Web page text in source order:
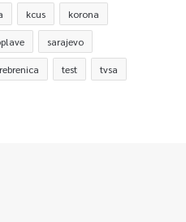
kcus korona
sarajevo
test tvsa